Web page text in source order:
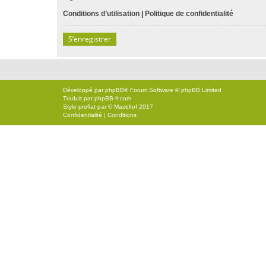
Conditions d’utilisation | Politique de confidentialité
S’enregistrer
Développé parphpBB® Forum Software © phpBB Limited
Traduit parphpBB-fr.com
Style proflat par ©Mazeltof 2017
Confidentialité | Conditions